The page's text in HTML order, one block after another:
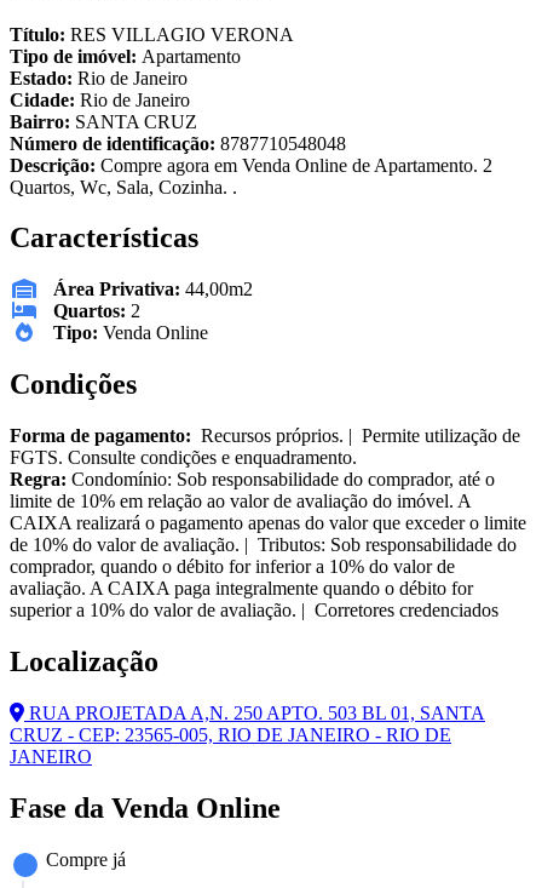
Título: RES VILLAGIO VERONA
Tipo de imóvel: Apartamento
Estado: Rio de Janeiro
Cidade: Rio de Janeiro
Bairro: SANTA CRUZ
Número de identificação: 8787710548048
Descrição: Compre agora em Venda Online de Apartamento. 2
Quartos, Wc, Sala, Cozinha. .
Características
Área Privativa: 44,00m2
Quartos: 2
Tipo: Venda Online
Condições
Forma de pagamento: Recursos próprios. | Permite utilização de
FGTS. Consulte condições e enquadramento.
Regra: Condomínio: Sob responsabilidade do comprador, até o
limite de 10% em relação ao valor de avaliação do imóvel. A
CAIXA realizará o pagamento apenas do valor que exceder o limite
de 10% do valor de avaliação. | Tributos: Sob responsabilidade do
comprador, quando o débito for inferior a 10% do valor de
avaliação. A CAIXA paga integralmente quando o débito for
superior a 10% do valor de avaliação. | Corretores credenciados
Localização
RUA PROJETADA A,N. 250 APTO. 503 BL 01, SANTA
CRUZ - CEP: 23565-005, RIO DE JANEIRO - RIO DE
JANEIRO
Fase da Venda Online
Compre já